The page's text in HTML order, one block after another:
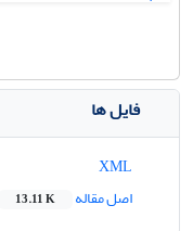
فایل ها
اصل مقاله
13.11 K